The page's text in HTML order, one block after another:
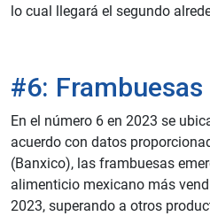
lo cual llegará el segundo
#6: Frambuesas
En el número 6 en 2023 se
acuerdo con datos
(Banxico), las frambuesas
alimenticio mexicano más
2023, superando a otros